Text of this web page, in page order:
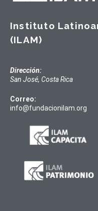
Instituto
(ILAM)
Dirección:
San José, Costa Rica
Correo:
info@fundacionilam.org